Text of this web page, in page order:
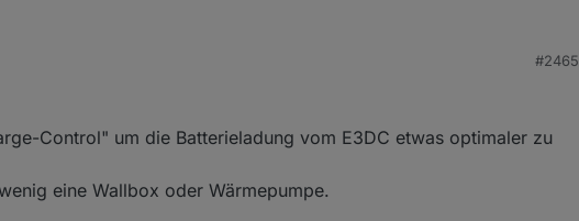
28_E3DC_PV_Diagramm )
#2465
Control" um die Batterieladung vom E3DC etwas optimaler zu
eine Wallbox oder Wärmepumpe.